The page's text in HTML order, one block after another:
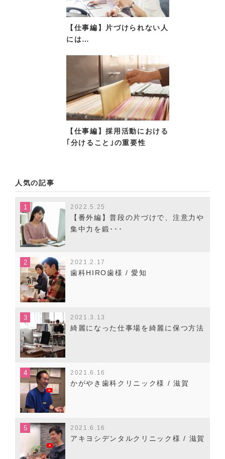
【仕事編】片づけられない人
には…
【仕事編】採用活動における
｢分けること｣の重要性
人気の記事
2022.5.25
【番外編】普段の片づけで、注意力や
集中力を鍛･･･
2021.2.17
歯科HIRO歯様 / 愛知
2021.3.13
綺麗になった仕事場を綺麗に保つ方法
2021.6.16
かがやき歯科クリニック様 / 滋賀
2021.6.16
アキヨシデンタルクリニック様 / 滋賀